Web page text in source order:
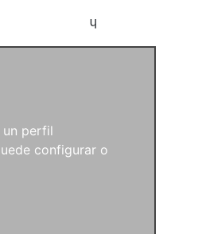
un perfil
configurar o
h